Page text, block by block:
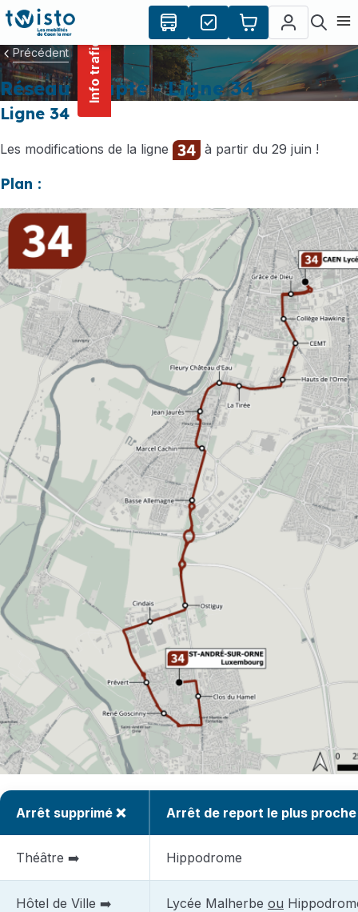
principal
Info trafic
Précédent
Réseau adapté - Ligne 34
Ligne 34
Les modifications de la ligne à partir du 29 juin !
Plan :
Arrêt supprimé ❌ Arrêt de report le plus proche
Théâtre ➡️ Hippodrome
Hôtel de Ville ➡️ Lycée Malherbe ou
Panneau de gestion des cookies